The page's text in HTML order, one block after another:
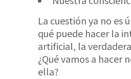
La cuestión ya no es
qué puede hacer la
artificial, la
¿Qué vamos a hacer
ella?